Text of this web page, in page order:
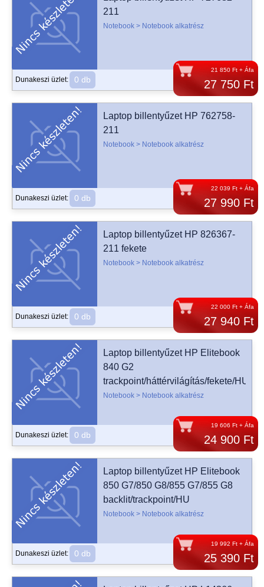
21 850 Ft + Áfa
27 750 Ft
211
Notebook > Notebook alkatrész
Dunakeszi üzlet: 0 db
22 039 Ft + Áfa
27 990 Ft
Laptop billentyűzet HP 762758-
211
Notebook > Notebook alkatrész
Dunakeszi üzlet: 0 db
22 000 Ft + Áfa
27 940 Ft
Laptop billentyűzet HP 826367-
211 fekete
Notebook > Notebook alkatrész
Dunakeszi üzlet: 0 db
19 606 Ft + Áfa
24 900 Ft
Laptop billentyűzet HP Elitebook
840 G2
trackpoint/háttérvilágítás/fekete/HU
Notebook > Notebook alkatrész
Dunakeszi üzlet: 0 db
19 992 Ft + Áfa
25 390 Ft
Laptop billentyűzet HP Elitebook
850 G7/850 G8/855 G7/855 G8
backlit/trackpoint/HU
Notebook > Notebook alkatrész
Dunakeszi üzlet: 0 db